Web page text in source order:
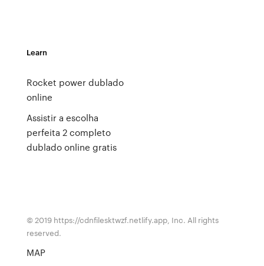
Learn
Rocket power dublado
online
Assistir a escolha
perfeita 2 completo
dublado online gratis
© 2019 https://cdnfilesktwzf.netlify.app, Inc. All rights
reserved.
MAP